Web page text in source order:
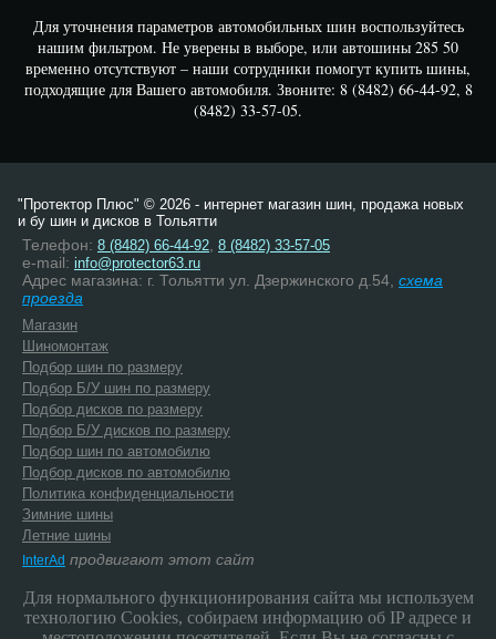
Для уточнения параметров автомобильных шин воспользуйтесь
нашим фильтром. Не уверены в выборе, или автошины 285 50
временно отсутствуют – наши сотрудники помогут купить шины,
подходящие для Вашего автомобиля. Звоните: 8 (8482) 66-44-92, 8
(8482) 33-57-05.
"Протектор Плюс" © 2026 - интернет магазин шин, продажа новых
и бу шин и дисков в Тольятти
Телефон: 8 (8482) 66-44-92 8 (8482) 33-57-05
e-mail: info@protector63.ru
Адрес магазина: г. Тольятти ул. Дзержинского д.54, схема
проезда
Магазин
Шиномонтаж
Подбор шин по размеру
Подбор Б/У шин по размеру
Подбор дисков по размеру
Подбор Б/У дисков по размеру
Подбор шин по автомобилю
Подбор дисков по автомобилю
Политика конфиденциальности
Зимние шины
Летние шины
InterAd продвигают этот сайт
Для нормального функционирования сайта мы используем
технологию Cookies, собираем информацию об IP адресе и